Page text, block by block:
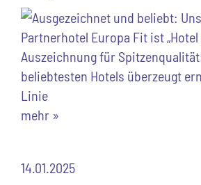
Auszeichnung für
beliebtesten Hotels überzeugt
Linie
mehr »
14.01.2025